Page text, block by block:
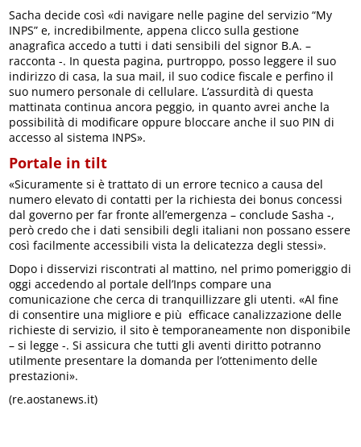
Sacha decide così «di navigare nelle pagine del servizio “My
INPS” e, incredibilmente, appena clicco sulla gestione
anagrafica accedo a tutti i dati sensibili del signor B.A. –
racconta -. In questa pagina, purtroppo, posso leggere il suo
indirizzo di casa, la sua mail, il suo codice fiscale e perfino il
suo numero personale di cellulare. L’assurdità di questa
mattinata continua ancora peggio, in quanto avrei anche la
possibilità di modificare oppure bloccare anche il suo PIN di
accesso al sistema INPS».
Portale in tilt
«Sicuramente si è trattato di un errore tecnico a causa del
numero elevato di contatti per la richiesta dei bonus concessi
dal governo per far fronte all’emergenza – conclude Sasha -,
però credo che i dati sensibili degli italiani non possano essere
così facilmente accessibili vista la delicatezza degli stessi».
Dopo i disservizi riscontrati al mattino, nel primo pomeriggio di
oggi accedendo al portale dell’Inps compare una
comunicazione che cerca di tranquillizzare gli utenti. «Al fine
di consentire una migliore e più efficace canalizzazione delle
richieste di servizio, il sito è temporaneamente non disponibile
– si legge -. Si assicura che tutti gli aventi diritto potranno
utilmente presentare la domanda per l’ottenimento delle
prestazioni».
(re.aostanews.it)